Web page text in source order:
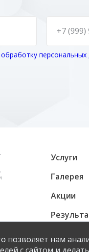
обработку персональных
Услуги
Галерея
Акции
позволяет нам